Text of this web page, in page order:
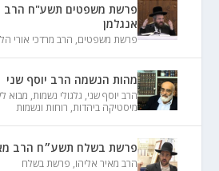
פרשת משפטים תשע"ח הרב
אנגלמן
פרשת משפטים, הרב מרדכי אורי
מהות הנשמה הרב יוסף שני
הרב יוסף שני, גלגולי נשמות, מבוא
מיסטיקה ביהדות, רוחות ונשמות
פרשת בשלח תשע״ח הרב
הרב מאיר אליהו, פרשת בשלח